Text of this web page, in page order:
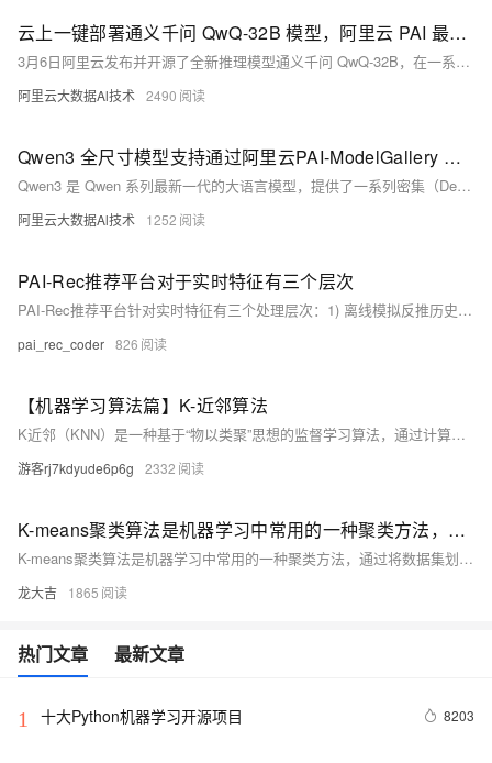
云上一键部署通义千问 QwQ-32B 模型，阿里云 PAI 最佳实践
3月6日阿里云发布并开源了全新推理模型通义千问 QwQ-32B，在一系列权威基准测试中，千问QwQ-32B模型表现异常出色，几乎完全超越了OpenAI-o1-mini，性能比肩Deepseek-R1，且部署成本大幅降低。并集成了与智能体 Agent 相关的能力，够在使用工具的同时进行批判性思考，并根据环境反馈调整推理过程。阿里云人工智能平台 PAI-Model Gallery 现已经支持一键部署 QwQ-32B，本实践带您部署体验专属 QwQ-32B模型服务。
阿里云大数据Al技术 2490
Qwen3 全尺寸模型支持通过阿里云PAI-ModelGallery 一键部署
Qwen3 是 Qwen 系列最新一代的大语言模型，提供了一系列密集（Dense）和混合专家（MOE）模型。目前，PAI 已经支持 Qwen3 全系列模型一键部署，用户可以通过 PAI-Model Gallery 快速开箱！
阿里云大数据Al技术 1252
PAI-Rec推荐平台对于实时特征有三个层次
PAI-Rec推荐平台针对实时特征有三个处理层次：1) 离线模拟反推历史请求时刻的实时特征；2) FeatureStore记录增量更新的实时特征，模型特征导出样本准确性达99%；3) 通过callback回调接口记录请求时刻的特征。各层次确保了实时特征的准确性和时效性。
pai_rec_coder 826
【机器学习算法篇】K-近邻算法
K近邻（KNN）是一种基于“物以类聚”思想的监督学习算法，通过计算样本间距离，选取最近K个邻居投票决定类别。支持多种距离度量，如欧式、曼哈顿、余弦相似度等，适用于分类与回归任务。结合Scikit-learn可高效实现，需合理选择K值并进行数据预处理，常用于鸢尾花分类等经典案例。（238字）
游客rj7kdyude6p6g 2332
K-means聚类算法是机器学习中常用的一种聚类方法，通过将数据集划分为K个簇来简化数据结构
K-means聚类算法是机器学习中常用的一种聚类方法，通过将数据集划分为K个簇来简化数据结构。本文介绍了K-means算法的基本原理，包括初始化、数据点分配与簇中心更新等步骤，以及如何在Python中实现该算法，最后讨论了其优缺点及应用场景。
龙大吉 1865
热门文章 最新文章
1 十大Python机器学习开源项目 8203